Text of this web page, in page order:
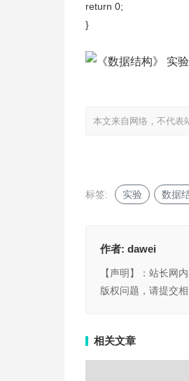
return 0;
}
本文来自网络，不代表
标签: 实验 数据
作者: dawei
【声明】：站长网
版权问题，请提交
相关文章